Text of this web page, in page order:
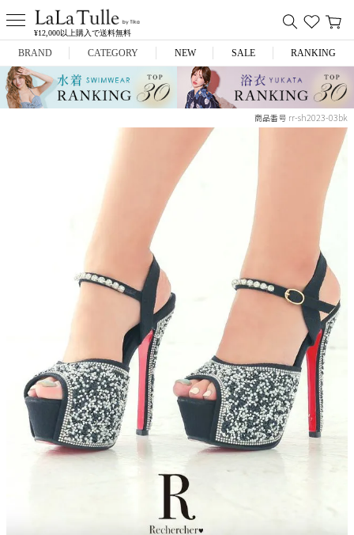
¥12,000以上購入で送料無料
BRAND
Anella
PURESS
Andy
CATEGORY
ミニドレス
ランジェリー
コスプレ
水着
NEW SALE RANKING
商品番号 rr-sh2023-03bk